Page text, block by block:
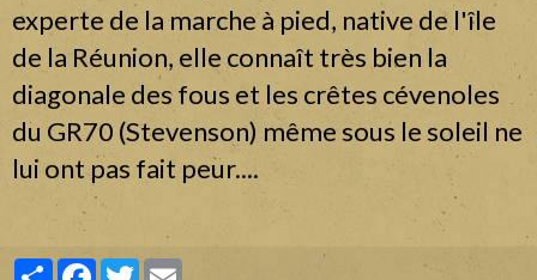
experte de la marche à pied, native de l'île
de la Réunion, elle connaît très bien la
diagonale des fous et les crêtes cévenoles
du GR70 (Stevenson) même sous le soleil ne
lui ont pas fait peur....
PartagerFacebook
Twitter